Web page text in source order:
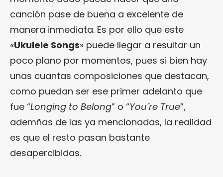
canción pase de buena a excelente de
manera inmediata. Es por ello que este
«Ukulele Songs» puede llegar a resultar un
poco plano por momentos, pues si bien hay
unas cuantas composiciones que destacan,
como puedan ser ese primer adelanto que
fue “Longing to Belong” o “You´re True”,
ademñas de las ya mencionadas, la realidad
es que el resto pasan bastante
desapercibidas.